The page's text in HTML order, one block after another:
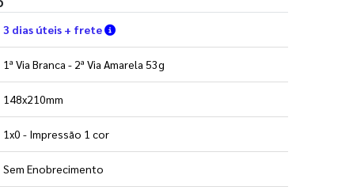
3 dias úteis + frete Verifique as condições de entrega
1ª Via Branca - 2ª Via Amarela 53g
148x210mm
1x0 - Impressão 1 cor
Sem Enobrecimento